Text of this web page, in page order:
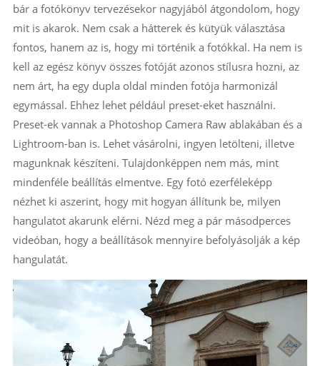
bár a fotókönyv tervezésekor nagyjából átgondolom, hogy
mit is akarok. Nem csak a hátterek és kütyük választása
fontos, hanem az is, hogy mi történik a fotókkal. Ha nem is
kell az egész könyv összes fotóját azonos stílusra hozni, az
nem árt, ha egy dupla oldal minden fotója harmonizál
egymással. Ehhez lehet például preset-eket használni.
Preset-ek vannak a Photoshop Camera Raw ablakában és a
Lightroom-ban is. Lehet vásárolni, ingyen letölteni, illetve
magunknak készíteni. Tulajdonképpen nem más, mint
mindenféle beállítás elmentve. Egy fotó ezerféleképp
nézhet ki aszerint, hogy mit hogyan állítunk be, milyen
hangulatot akarunk elérni. Nézd meg a pár másodperces
videóban, hogy a beállítások mennyire befolyásolják a kép
hangulatát.